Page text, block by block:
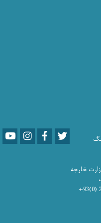
YoutubeLinkedInFacebook
خارجه